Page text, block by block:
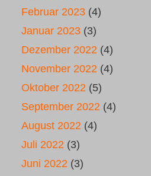
Februar 2023 (4)
Januar 2023 (3)
Dezember 2022 (4)
November 2022 (4)
Oktober 2022 (5)
September 2022 (4)
August 2022 (4)
Juli 2022 (3)
Juni 2022 (3)